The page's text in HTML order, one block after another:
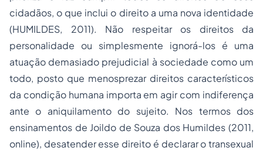
cidadãos, o que inclui o direito a uma nova identidade
(HUMILDES, 2011). Não respeitar os direitos da
personalidade ou simplesmente ignorá-los é uma
atuação demasiado prejudicial à sociedade como um
todo, posto que menosprezar direitos característicos
da condição humana importa em agir com indiferença
ante o aniquilamento do sujeito. Nos termos dos
ensinamentos de Joildo de Souza dos Humildes (2011,
online), desatender esse direito é declarar o transexual